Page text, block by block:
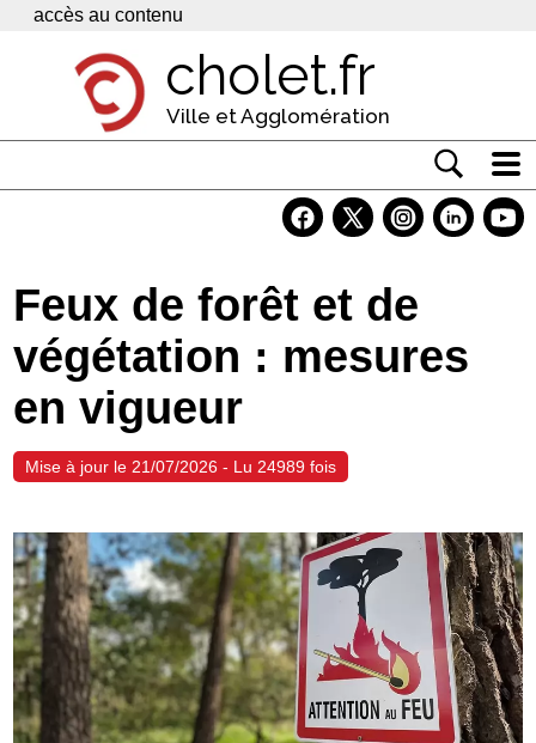
Panneau de gestion des cookies
accès au contenu
cholet.fr
Ville et Agglomération
Economie
Services
Contacts
Feux de forêt et de
végétation : mesures
en vigueur
Mise à jour le 21/07/2026 - Lu 24989 fois